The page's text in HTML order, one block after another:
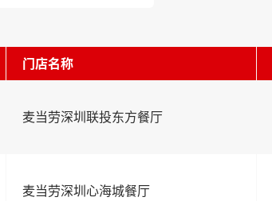
门店名称
麦当劳深圳联投东方餐厅
麦当劳深圳心海城餐厅